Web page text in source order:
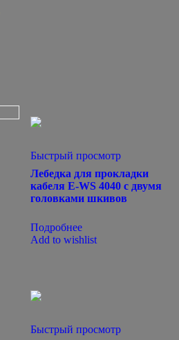
Быстрый просмотр
Лебедка для прокладки
кабеля E-WS 4040 с двумя
головками шкивов
Подробнее
Add to wishlist
Быстрый просмотр